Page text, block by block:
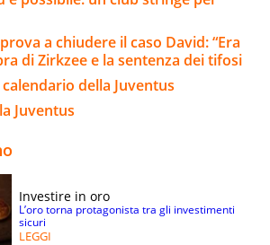
a chiudere il caso David: “Era
di Zirkzee e la sentenza dei tifosi
della Juventus
Juventus
Investire in oro
L’oro torna protagonista tra gli investimenti
sicuri
LEGGI